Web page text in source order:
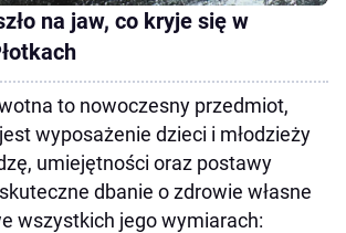
na jaw, co kryje się w
to nowoczesny przedmiot,
wyposażenie dzieci i młodzieży
umiejętności oraz postawy
dbanie o zdrowie własne
wszystkich jego wymiarach: